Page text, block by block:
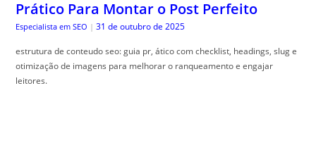
Prático Para Montar o Post Perfeito
Especialista em SEO | 31 de outubro de 2025
estrutura de conteudo seo: guia pr, ático com checklist, headings, slug e
otimização de imagens para melhorar o ranqueamento e engajar
leitores.